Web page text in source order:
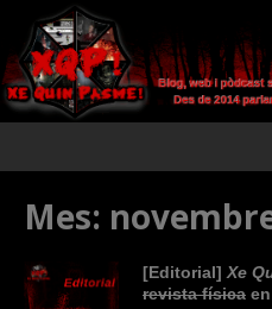
Mes:
[Editorial]Xe
revista física